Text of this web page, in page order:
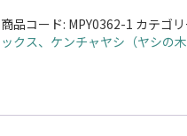
商品コード: MPY0362-1 カテゴ
ックス、ケンチャヤシ（ヤシの木